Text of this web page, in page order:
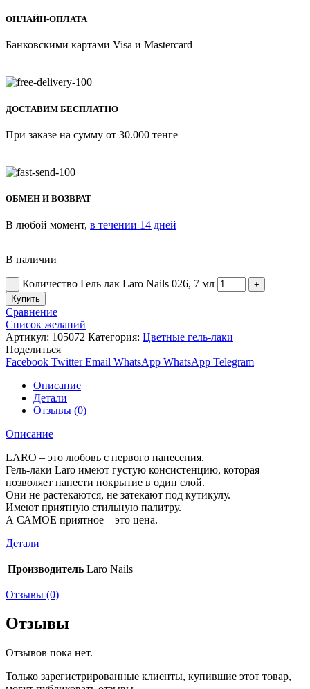
ОНЛАЙН-ОПЛАТА
Банковскими картами Visa и Mastercard
ДОСТАВИМ БЕСПЛАТНО
При заказе на сумму от 30.000 тенге
ОБМЕН И ВОЗВРАТ
В любой момент, в течении 14 дней
В наличии
Количество Гель лак Laro Nails 026, 7 мл
Купить
Сравнение
Список желаний
Артикул: 105072 Категория: Цветные гель-лаки
Поделиться
Facebook Twitter Email WhatsApp WhatsApp Telegram
Описание
Детали
Отзывы (0)
Описание
LARO – это любовь с первого нанесения.
Гель-лаки Laro имеют густую консистенцию, которая
позволяет нанести покрытие в один слой.
Они не растекаются, не затекают под кутикулу.
Имеют приятную стильную палитру.
А САМОЕ приятное – это цена.
Детали
Производитель Laro Nails
Отзывы (0)
Отзывы
Отзывов пока нет.
Только зарегистрированные клиенты, купившие этот товар,